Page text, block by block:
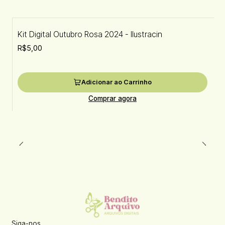
Kit Digital Outubro Rosa 2024 - Ilustracin
R$5,00
Adicionar ao Carrinho
Comprar agora
Siga-nos